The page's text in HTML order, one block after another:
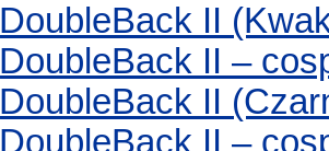
DoubleBack II
DoubleBack II –
DoubleBack II
DoubleBack II –